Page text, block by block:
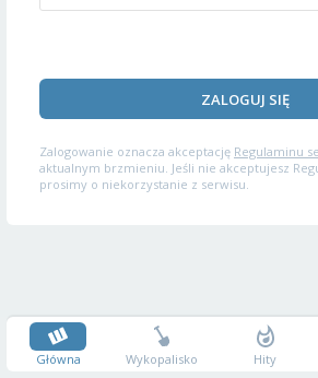
ZALOGUJ SIĘ
Zalogowanie oznacza akceptację Regulaminu
aktualnym brzmieniu. Jeśli nie akceptujesz
prosimy o niekorzystanie z serwisu.
Główna Wykopalisko Hity